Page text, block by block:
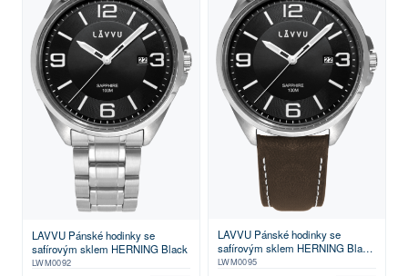
LAVVU Pánské hodinky se
safírovým sklem HERNING Black
LWM0092
LAVVU Pánské hodinky se
safírovým sklem HERNING Black
/ Top Grain Leather
LWM0095